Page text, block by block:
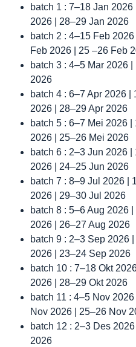
batch 1 : 7–18 Jan
2026 | 28–29 Jan 2026
batch 2 : 4–15 Feb
Feb 2026 | 25 –26 Feb
batch 3 : 4–5 Mar 2026
2026
batch 4 : 6–7 Apr 2026
2026 | 28–29 Apr 2026
batch 5 : 6–7 Mei 2026
2026 | 25–26 Mei 2026
batch 6 : 2–3 Jun 2026
2026 | 24–25 Jun 2026
batch 7 : 8–9 Jul 2026 |
2026 | 29–30 Jul 2026
batch 8 : 5–6 Aug 2026
2026 | 26–27 Aug 2026
batch 9 : 2–3 Sep 2026
2026 | 23–24 Sep 2026
batch 10 : 7–18 Okt
2026 | 28–29 Okt 2026
batch 11 : 4–5 Nov
Nov 2026 | 25–26 Nov
batch 12 : 2–3 Des
2026